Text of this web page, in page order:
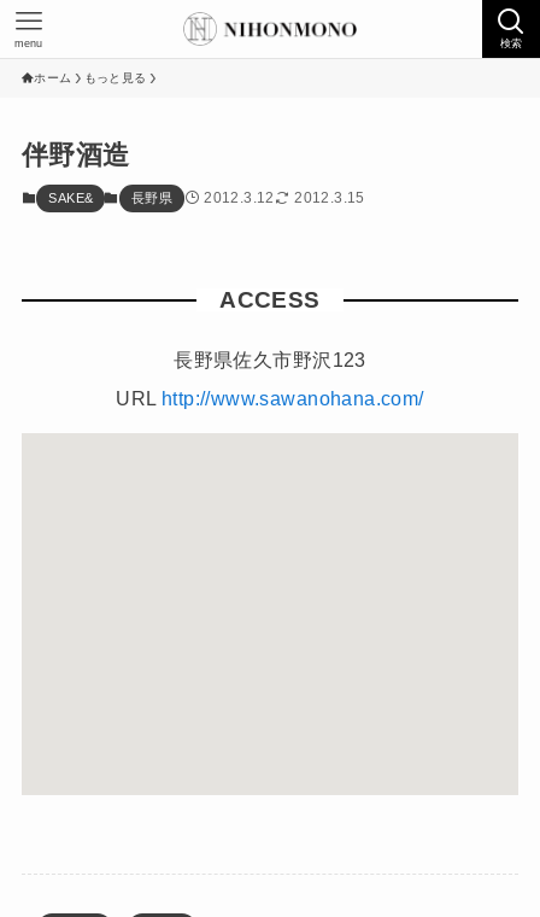
検索
menu
ホーム もっと見る
伴野酒造
SAKE& 長野県 2012.3.12 2012.3.15
ACCESS
長野県佐久市野沢123
URL http://www.sawanohana.com/